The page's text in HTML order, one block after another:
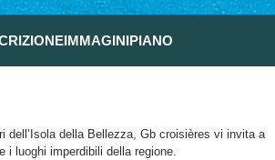
IMMAGINIPIANO
dell’Isola della Bellezza, Gb croisières vi invita a
i luoghi imperdibili della regione.